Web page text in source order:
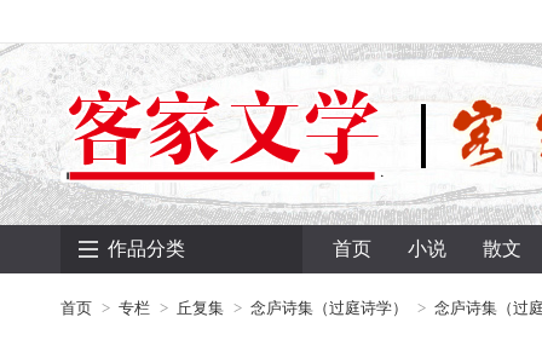
作品分类 首页 小说 散文
首页 专栏 丘复集 念庐诗集（过庭诗学） 念庐诗集（过